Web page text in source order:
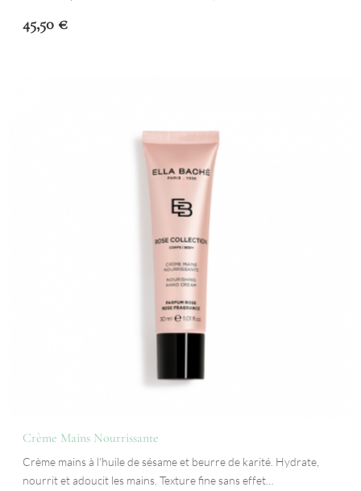
45,50 €
Crème Mains Nourrissante
Crème mains à l'huile de sésame et beurre de karité. Hydrate,
nourrit et adoucit les mains. Texture fine sans effet…